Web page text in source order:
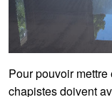
Pour pouvoir
chapistes doivent